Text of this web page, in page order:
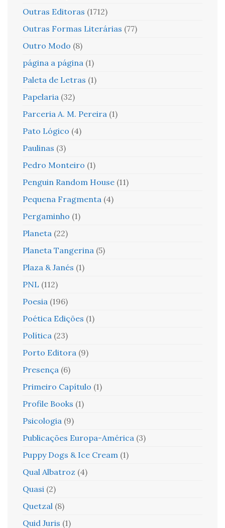
Outras Editoras (1712)
Outras Formas Literárias (77)
Outro Modo (8)
página a página (1)
Paleta de Letras (1)
Papelaria (32)
Parceria A. M. Pereira (1)
Pato Lógico (4)
Paulinas (3)
Pedro Monteiro (1)
Penguin Random House (11)
Pequena Fragmenta (4)
Pergaminho (1)
Planeta (22)
Planeta Tangerina (5)
Plaza & Janés (1)
PNL (112)
Poesia (196)
Poética Edições (1)
Política (23)
Porto Editora (9)
Presença (6)
Primeiro Capítulo (1)
Profile Books (1)
Psicologia (9)
Publicações Europa-América (3)
Puppy Dogs & Ice Cream (1)
Qual Albatroz (4)
Quasi (2)
Quetzal (8)
Quid Juris (1)